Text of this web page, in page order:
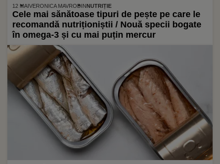
12 MAIVERONICA MAVRODINNUTRIȚIE
Cele mai sănătoase tipuri de pește pe care le
recomandă nutriționiștii / Nouă specii bogate
în omega-3 și cu mai puțin mercur